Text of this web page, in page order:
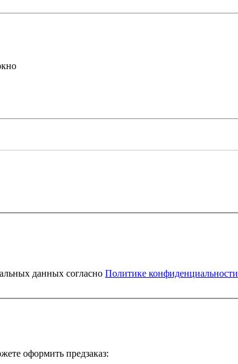
данных согласно Политике конфиденциальности
оформить предзаказ: